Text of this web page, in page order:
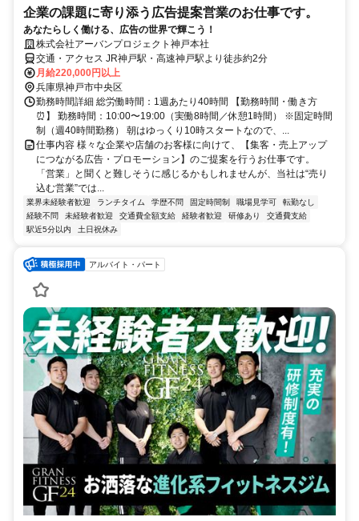
企業の課題に寄り添う広告提案営業のお仕事です。
あなたらしく働ける、広告の世界で輝こう！
株式会社アーバンプロジェクト神戸本社
交通・アクセス JR神戸駅・高速神戸駅より徒歩約2分
月給220,000円以上
兵庫県神戸市中央区
勤務時間詳細 総労働時間：1週あたり40時間 【勤務時間・働き方
⏰】 勤務時間：10:00〜19:00（実働8時間／休憩1時間） ※固定時間
制（週40時間勤務） 朝はゆっくり10時スタートなので、...
仕事内容 様々な企業や店舗のお客様に向けて、【集客・売上アップ
につながる広告・プロモーション】のご提案を行うお仕事です。
「営業」と聞くと難しそうに感じるかもしれませんが、当社は“売り
込む営業”では...
業界未経験者歓迎 ランチタイム 学歴不問 固定時間制 職場見学可
転勤なし
経験不問
未経験者歓迎 交通費全額支給 経験者歓迎 研修あり
交通費支給
駅近5分以内
土日祝休み
アルバイト・パート